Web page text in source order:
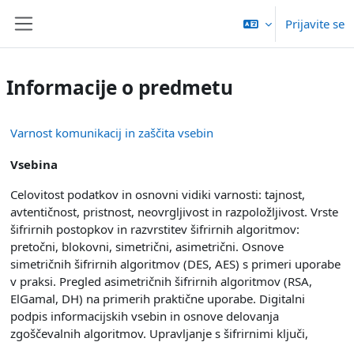
Prijavite se
Informacije o predmetu
Varnost komunikacij in zaščita vsebin
Vsebina
Celovitost podatkov in osnovni vidiki varnosti: tajnost,
avtentičnost, pristnost, neovrgljivost in razpoložljivost. Vrste
šifrirnih postopkov in razvrstitev šifrirnih algoritmov:
pretočni, blokovni, simetrični, asimetrični. Osnove
simetričnih šifrirnih algoritmov (DES, AES) s primeri uporabe
v praksi. Pregled asimetričnih šifrirnih algoritmov (RSA,
ElGamal, DH) na primerih praktične uporabe. Digitalni
podpis informacijskih vsebin in osnove delovanja
zgoščevalnih algoritmov. Upravljanje s šifrirnimi ključi,